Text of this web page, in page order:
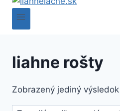
liahne rošty
Zobrazený jediný výsledok